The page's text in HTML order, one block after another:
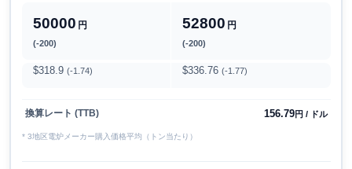
50000 円
(-200)
52800 円
(-200)
$318.9 (-1.74) $336.76 (-1.77)
換算レート (TTB) 156.79円 / ドル
* 3地区電炉メーカー購入価格平均（トン当たり）